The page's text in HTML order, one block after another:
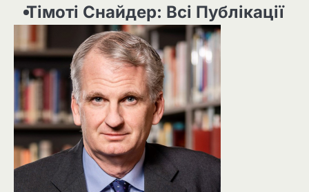
Тімоті Снайдер: Всі Публікації